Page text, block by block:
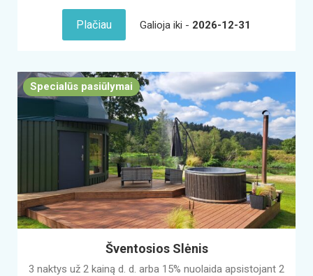
Plačiau Galioja iki - 2026-12-31
Specialūs pasiūlymai
Šventosios Slėnis
3 naktys už 2 kainą d. d. arba 15% nuolaida apsistojant 2